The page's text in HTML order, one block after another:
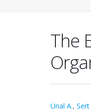
The
Ünal A., Sert